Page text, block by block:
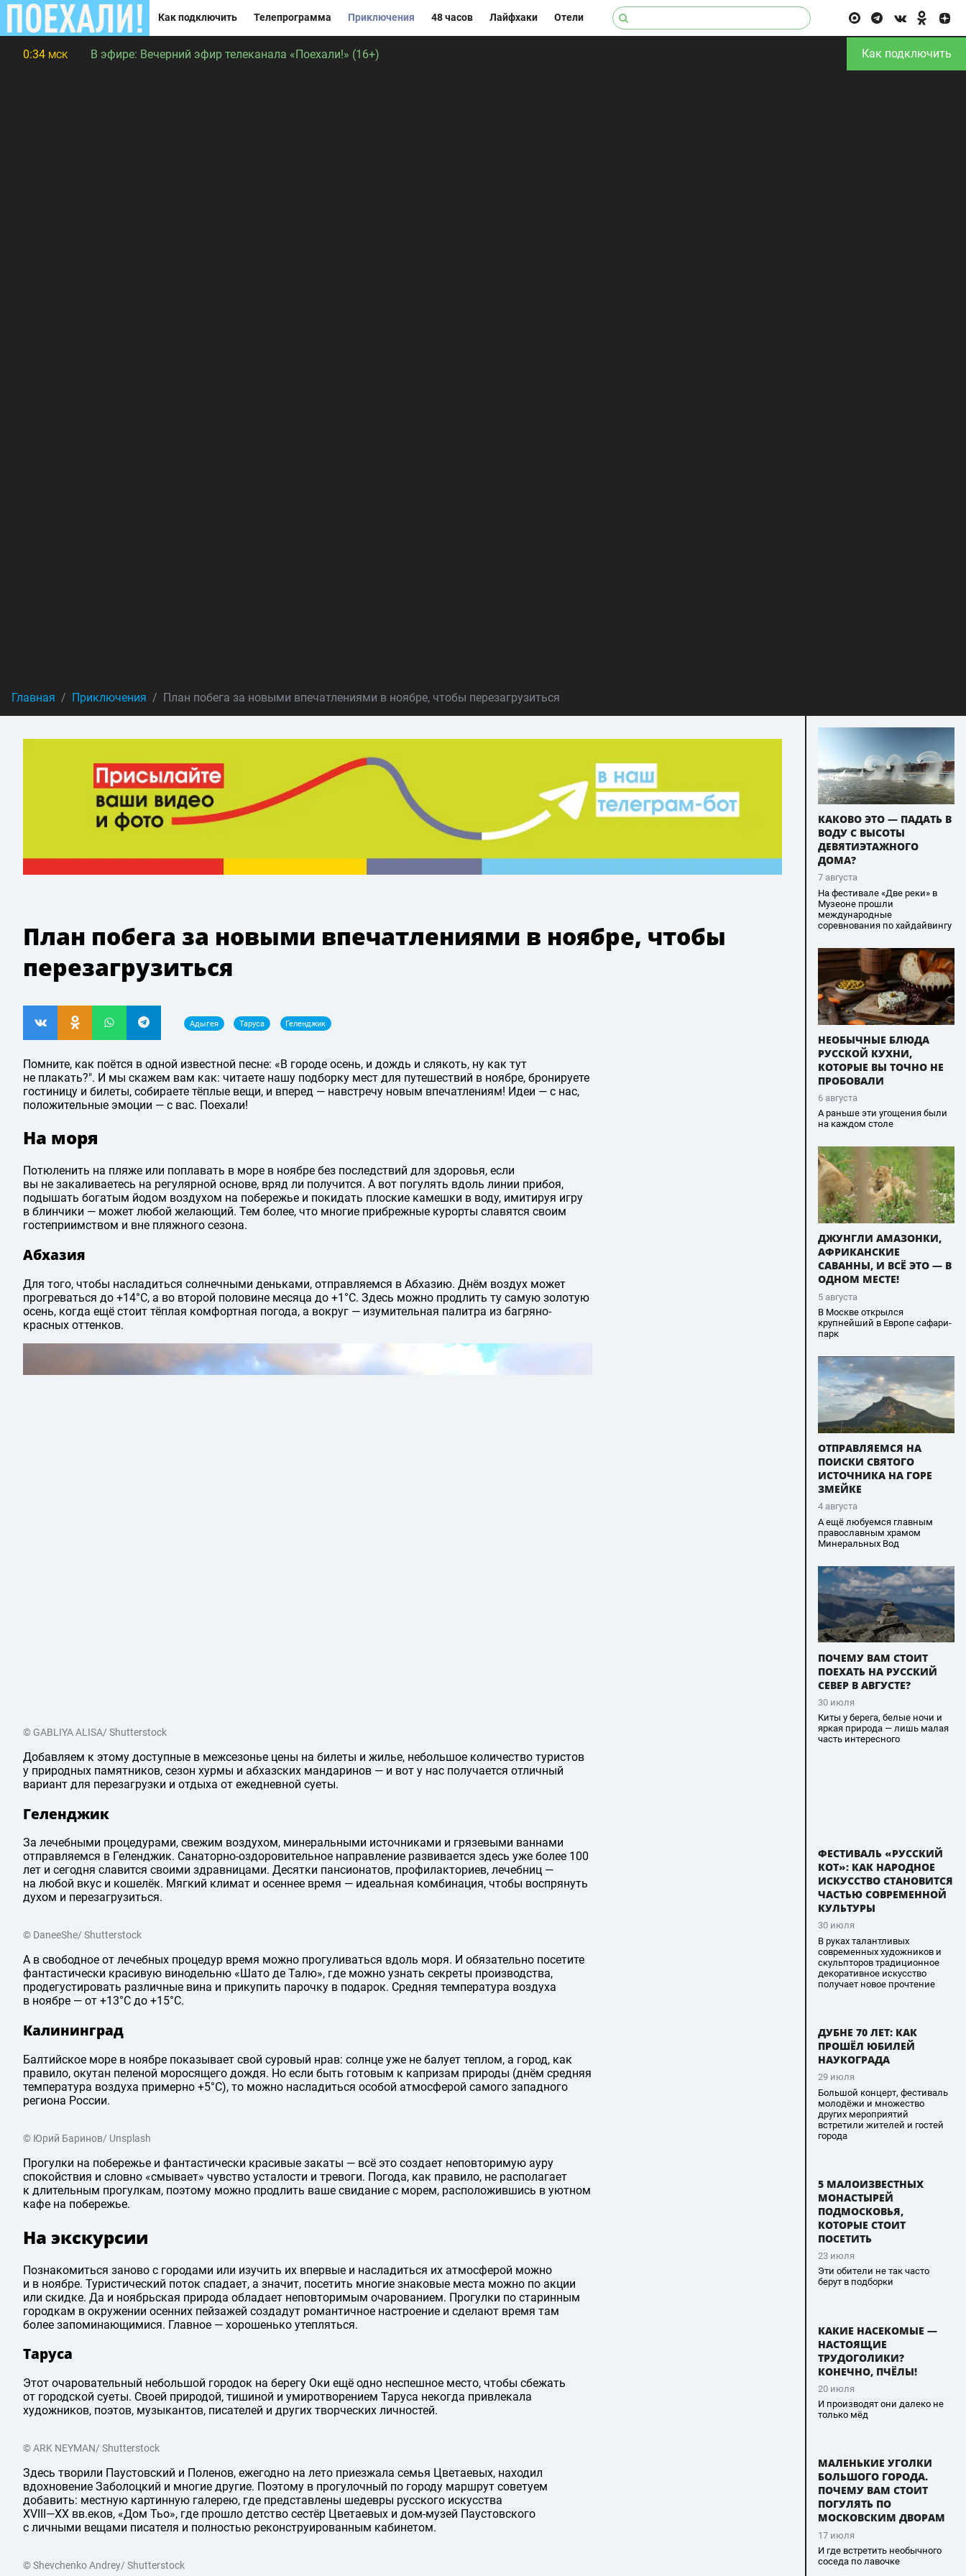
Как подключить Телепрограмма Приключения 48 часов Лайфхаки Отели
0:34 МСК В эфире: Вечерний эфир телеканала «Поехали!» (16+) Как подключить
Главная Приключения План побега за новыми впечатлениями в ноябре, чтобы перезагрузиться
План побега за новыми впечатлениями в ноябре, чтобы
перезагрузиться
Адыгея Таруса Геленджик
Помните, как поётся в одной известной песне: «‎В городе осень, и дождь и слякоть, ну как тут
не плакать?"‎. И мы скажем вам как: читаете нашу подборку мест для путешествий в ноябре, бронируете
гостиницу и билеты, собираете тёплые вещи, и вперед — навстречу новым впечатлениям! Идеи — с нас,
положительные эмоции — с вас. Поехали!
На моря
Потюленить на пляже или поплавать в море в ноябре без последствий для здоровья, если
вы не закаливаетесь на регулярной основе, вряд ли получится. А вот погулять вдоль линии прибоя,
подышать богатым йодом воздухом на побережье и покидать плоские камешки в воду, имитируя игру
в блинчики — может любой желающий. Тем более, что многие прибрежные курорты славятся своим
гостеприимством и вне пляжного сезона.
Абхазия
Для того, чтобы насладиться солнечными деньками, отправляемся в Абхазию. Днём воздух может
прогреваться до +14°C, а во второй половине месяца до +1°C. Здесь можно продлить ту самую золотую
осень, когда ещё стоит тёплая комфортная погода, а вокруг — изумительная палитра из багряно-
красных оттенков.
© GABLIYA ALISA/ Shutterstock
Добавляем к этому доступные в межсезонье цены на билеты и жилье, небольшое количество туристов
у природных памятников, сезон хурмы и абхазских мандаринов — и вот у нас получается отличный
вариант для перезагрузки и отдыха от ежедневной суеты.
Геленджик
За лечебными процедурами, свежим воздухом, минеральными источниками и грязевыми ваннами
отправляемся в Геленджик. Санаторно-оздоровительное направление развивается здесь уже более 100
лет и сегодня славится своими здравницами. Десятки пансионатов, профилакториев, лечебниц —
на любой вкус и кошелёк. Мягкий климат и осеннее время — идеальная комбинация, чтобы воспрянуть
духом и перезагрузиться.
© DaneeShe/ Shutterstock
А в свободное от лечебных процедур время можно прогуливаться вдоль моря. И обязательно посетите
фантастически красивую винодельню «Шато де Талю», где можно узнать секреты производства,
продегустировать различные вина и прикупить парочку в подарок. Средняя температура воздуха
в ноябре — от +13°C до +15°C.
Калининград
Балтийское море в ноябре показывает свой суровый нрав: солнце уже не балует теплом, а город, как
правило, окутан пеленой моросящего дождя. Но если быть готовым к капризам природы (днём средняя
температура воздуха примерно +5°C), то можно насладиться особой атмосферой самого западного
региона России.
© Юрий Баринов/ Unsplash
Прогулки на побережье и фантастически красивые закаты — всё это создает неповторимую ауру
спокойствия и словно «смывает» чувство усталости и тревоги. Погода, как правило, не располагает
к длительным прогулкам, поэтому можно продлить ваше свидание с морем, расположившись в уютном
кафе на побережье.
На экскурсии
Познакомиться заново с городами или изучить их впервые и насладиться их атмосферой можно
и в ноябре. Туристический поток спадает, а значит, посетить многие знаковые места можно по акции
или скидке. Да и ноябрьская природа обладает неповторимым очарованием. Прогулки по старинным
городкам в окружении осенних пейзажей создадут романтичное настроение и сделают время там
более запоминающимися. Главное — хорошенько утепляться.
Таруса
Этот очаровательный небольшой городок на берегу Оки ещё одно неспешное место, чтобы сбежать
от городской суеты. Своей природой, тишиной и умиротворением Таруса некогда привлекала
художников, поэтов, музыкантов, писателей и других творческих личностей.
© ARK NEYMAN/ Shutterstock
Здесь творили Паустовский и Поленов, ежегодно на лето приезжала семья Цветаевых, находил
вдохновение Заболоцкий и многие другие. Поэтому в прогулочный по городу маршрут советуем
добавить: местную картинную галерею, где представлены шедевры русского искусства
XVIII—XX вв.еков, «Дом Тьо», где прошло детство сестёр Цветаевых и дом-музей Паустовского
с личными вещами писателя и полностью реконструированным кабинетом.
© Shevchenko Andrey/ Shutterstock
КАКОВО ЭТО — ПАДАТЬ В
ВОДУ С ВЫСОТЫ
ДЕВЯТИЭТАЖНОГО
ДОМА?
7 августа
На фестивале «Две реки» в
Музеоне прошли
международные
соревнования по хайдайвингу
НЕОБЫЧНЫЕ БЛЮДА
РУССКОЙ КУХНИ,
КОТОРЫЕ ВЫ ТОЧНО НЕ
ПРОБОВАЛИ
6 августа
А раньше эти угощения были
на каждом столе
ДЖУНГЛИ АМАЗОНКИ,
АФРИКАНСКИЕ
САВАННЫ, И ВСЁ ЭТО — В
ОДНОМ МЕСТЕ!
5 августа
В Москве открылся
крупнейший в Европе сафари-
парк
ОТПРАВЛЯЕМСЯ НА
ПОИСКИ СВЯТОГО
ИСТОЧНИКА НА ГОРЕ
ЗМЕЙКЕ
4 августа
А ещё любуемся главным
православным храмом
Минеральных Вод
ПОЧЕМУ ВАМ СТОИТ
ПОЕХАТЬ НА РУССКИЙ
СЕВЕР В АВГУСТЕ?
30 июля
Киты у берега, белые ночи и
яркая природа — лишь малая
часть интересного
ФЕСТИВАЛЬ «РУССКИЙ
КОТ»: КАК НАРОДНОЕ
ИСКУССТВО СТАНОВИТСЯ
ЧАСТЬЮ СОВРЕМЕННОЙ
КУЛЬТУРЫ
30 июля
В руках талантливых
современных художников и
скульпторов традиционное
декоративное искусство
получает новое прочтение
ДУБНЕ 70 ЛЕТ: КАК
ПРОШЁЛ ЮБИЛЕЙ
НАУКОГРАДА
29 июля
Большой концерт, фестиваль
молодёжи и множество
других мероприятий
встретили жителей и гостей
города
5 МАЛОИЗВЕСТНЫХ
МОНАСТЫРЕЙ
ПОДМОСКОВЬЯ,
КОТОРЫЕ СТОИТ
ПОСЕТИТЬ
23 июля
Эти обители не так часто
берут в подборки
КАКИЕ НАСЕКОМЫЕ —
НАСТОЯЩИЕ
ТРУДОГОЛИКИ?
КОНЕЧНО, ПЧЁЛЫ!
20 июля
И производят они далеко не
только мёд
МАЛЕНЬКИЕ УГОЛКИ
БОЛЬШОГО ГОРОДА.
ПОЧЕМУ ВАМ СТОИТ
ПОГУЛЯТЬ ПО
МОСКОВСКИМ ДВОРАМ
17 июля
И где встретить необычного
соседа по лавочке